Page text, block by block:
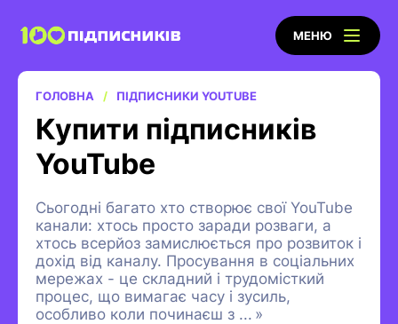
МЕНЮ
ГОЛОВНА ПІДПИСНИКИ YOUTUBE
Купити підписників
YouTube
Сьогодні багато хто створює свої YouTube
канали: хтось просто заради розваги, а
хтось всерйоз замислюється про розвиток і
дохід від каналу. Просування в соціальних
мережах - це складний і трудомісткий
процес, що вимагає часу і зусиль,
особливо коли починаєш з ... »